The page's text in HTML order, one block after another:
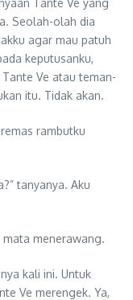
Seolah-olah dia
agar mau patuh
keputusanku,
Ve atau teman-
itu. Tidak akan.
rambutku
tanyanya. Aku
mata menerawang.
kali ini. Untuk
Ve merengek. Ya,